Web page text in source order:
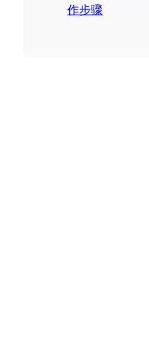
作步骤